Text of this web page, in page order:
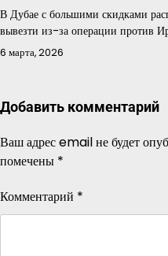
В Дубае с большими скидками
вывезти из-за операции против
6 марта, 2026
Добавить комментарий
Ваш адрес email не будет
помечены *
Комментарий *